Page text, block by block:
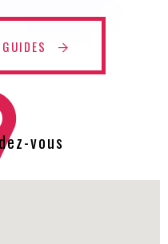
vous